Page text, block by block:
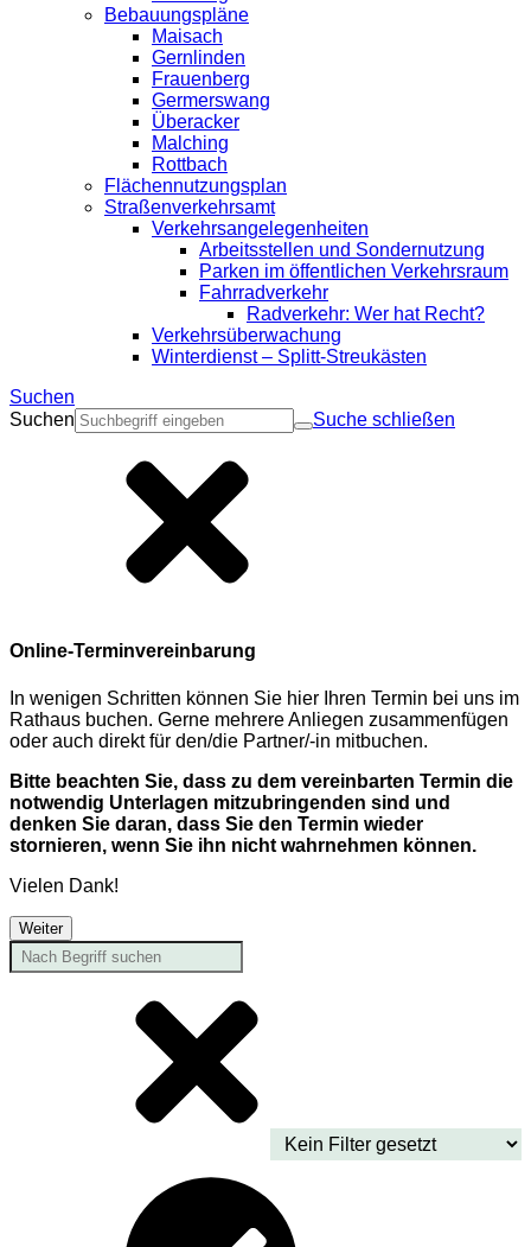
Bebauungspläne
Maisach
Gernlinden
Frauenberg
Germerswang
Überacker
Malching
Rottbach
Flächennutzungsplan
Straßenverkehrsamt
Verkehrsangelegenheiten
Arbeitsstellen und Sondernutzung
Parken im öffentlichen Verkehrsraum
Fahrradverkehr
Radverkehr: Wer hat Recht?
Verkehrsüberwachung
Winterdienst – Splitt-Streukästen
Suchen
Suchen
Suche schließen
Online-Terminvereinbarung
In wenigen Schritten können Sie hier Ihren Termin bei uns im
Rathaus buchen. Gerne mehrere Anliegen zusammenfügen
oder auch direkt für den/die Partner/-in mitbuchen.
Bitte beachten Sie, dass zu dem vereinbarten Termin die
notwendig Unterlagen mitzubringenden sind und
denken Sie daran, dass Sie den Termin wieder
stornieren, wenn Sie ihn nicht wahrnehmen können.
Vielen Dank!
Weiter